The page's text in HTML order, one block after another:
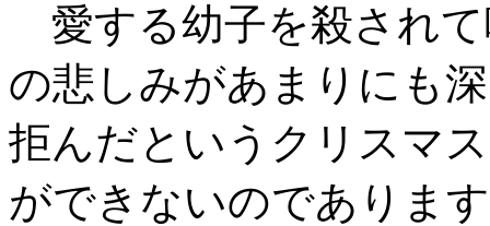
愛する幼子を殺され
の悲しみがあまりにも
拒んだというクリスマ
ができないのでありま